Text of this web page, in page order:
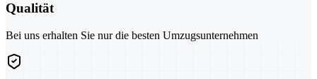
Qualität
Bei uns erhalten Sie nur die besten Umzugsunternehmen